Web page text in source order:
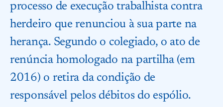
processo de execução trabalhista contra
herdeiro que renunciou à sua parte na
herança. Segundo o colegiado, o ato de
renúncia homologado na partilha (em
2016) o retira da condição de
responsável pelos débitos do espólio.